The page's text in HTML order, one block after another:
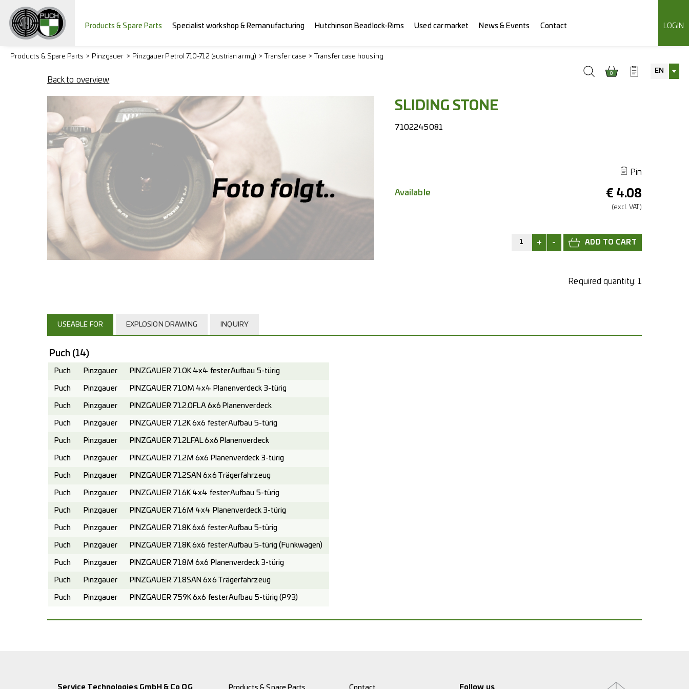
Products & Spare Parts Specialist workshop & Remanufacturing Hutchinson Beadlock-Rims Used car market News & Events Contact LOGIN
0 EN
Products & Spare Parts Pinzgauer Pinzgauer Petrol 710-712 (austrian army) Transfer case Transfer case housing
Back to overview
SLIDING STONE
7102245081
Pin
€ 4.08
(excl. VAT.)
Available
+ -
Required quantity: 1
USEABLE FOR EXPLOSION DRAWING INQUIRY
Puch (14)
Puch Pinzgauer PINZGAUER 710K 4x4 fester Aufbau 5-türig
Puch Pinzgauer PINZGAUER 710M 4x4 Planenverdeck 3-türig
Puch Pinzgauer PINZGAUER 712.0FLA 6x6 Planenverdeck
Puch Pinzgauer PINZGAUER 712K 6x6 fester Aufbau 5-türig
Puch Pinzgauer PINZGAUER 712LFAL 6x6 Planenverdeck
Puch Pinzgauer PINZGAUER 712M 6x6 Planenverdeck 3-türig
Puch Pinzgauer PINZGAUER 712SAN 6x6 Trägerfahrzeug
Puch Pinzgauer PINZGAUER 716K 4x4 fester Aufbau 5-türig
Puch Pinzgauer PINZGAUER 716M 4x4 Planenverdeck 3-türig
Puch Pinzgauer PINZGAUER 718K 6x6 fester Aufbau 5-türig
Puch Pinzgauer PINZGAUER 718K 6x6 fester Aufbau 5-türig (Funkwagen)
Puch Pinzgauer PINZGAUER 718M 6x6 Planenverdeck 3-türig
Puch Pinzgauer PINZGAUER 718SAN 6x6 Trägerfahrzeug
Puch Pinzgauer PINZGAUER 759K 6x6 fester Aufbau 5-türig (P93)
Service Technologies GmbH & Co OG Follow us